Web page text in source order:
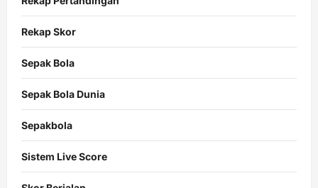
Rekap Skor
Sepak Bola
Sepak Bola Dunia
Sepakbola
Sistem Live Score